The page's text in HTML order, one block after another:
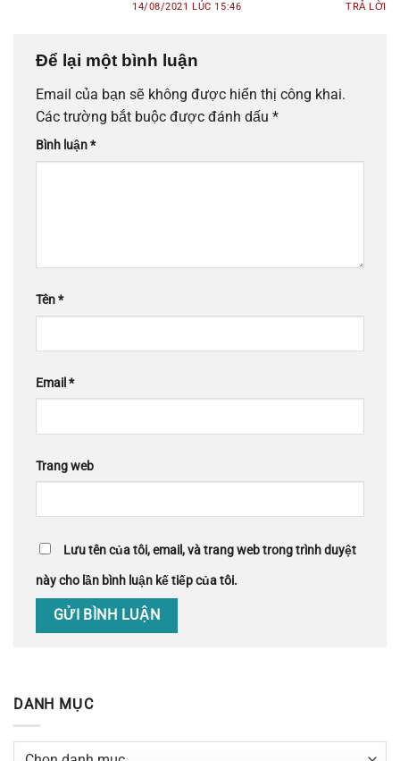
14/08/2021 LÚC 15:46 TRẢ LỜI
Để lại một bình luận
Email của bạn sẽ không được hiển thị công khai.
Các trường bắt buộc được đánh dấu *
Bình luận*
Tên*
Email *
Trang web
Lưu tên của tôi, email, và trang web trong trình duyệt
này cho lần bình luận kế tiếp của tôi.
DANH MỤC
Danh